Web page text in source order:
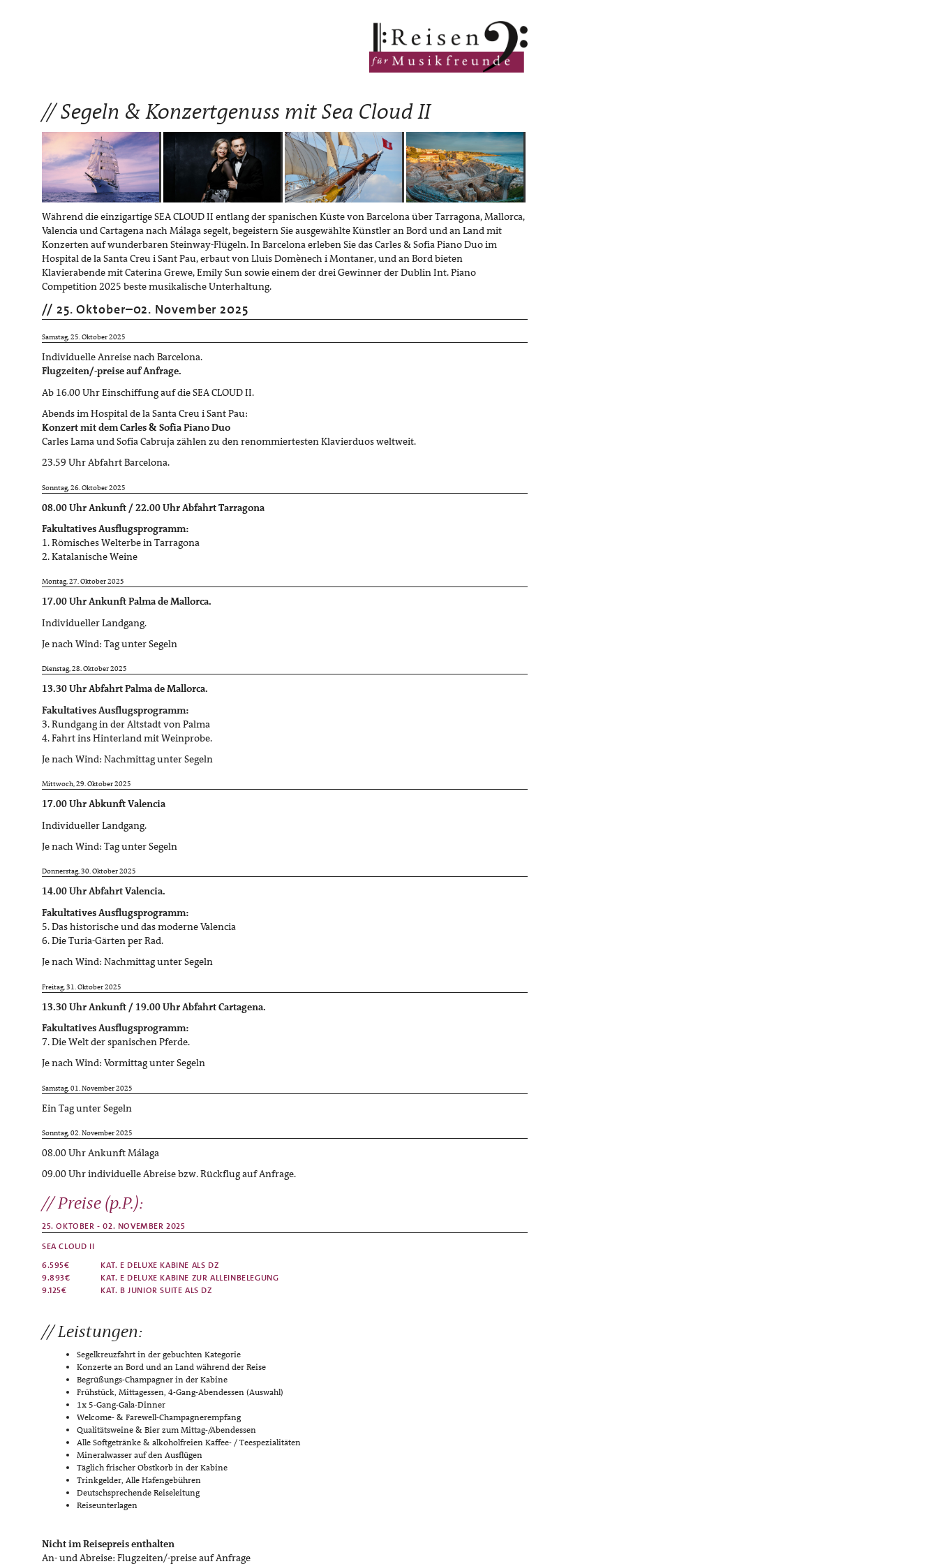
Segeln & Konzertgenuss mit Sea Cloud II
Während die einzigartige SEA CLOUD II entlang der spanischen Küste von Barcelona über Tarragona, Mallorca,
Valencia und Cartagena nach Málaga segelt, begeistern Sie ausgewählte Künstler an Bord und an Land mit
Konzerten auf wunderbaren Steinway-Flügeln. In Barcelona erleben Sie das Carles & Sofia Piano Duo im
Hospital de la Santa Creu i Sant Pau, erbaut von Lluis Domènech i Montaner, und an Bord bieten
Klavierabende mit Caterina Grewe, Emily Sun sowie einem der drei Gewinner der Dublin Int. Piano
Competition 2025 beste musikalische Unterhaltung.
25. Oktober–02. November 2025
Samstag, 25. Oktober 2025
Individuelle Anreise nach Barcelona.
Flugzeiten/-preise auf Anfrage.
Ab 16.00 Uhr Einschiffung auf die SEA CLOUD II.
Abends im Hospital de la Santa Creu i Sant Pau:
Konzert mit dem Carles & Sofia Piano Duo
Carles Lama und Sofia Cabruja zählen zu den renommiertesten Klavierduos weltweit.
23.59 Uhr Abfahrt Barcelona.
Sonntag, 26. Oktober 2025
08.00 Uhr Ankunft / 22.00 Uhr Abfahrt Tarragona
Fakultatives Ausflugsprogramm:
1. Römisches Welterbe in Tarragona
2. Katalanische Weine
Montag, 27. Oktober 2025
17.00 Uhr Ankunft Palma de Mallorca.
Individueller Landgang.
Je nach Wind: Tag unter Segeln
Dienstag, 28. Oktober 2025
13.30 Uhr Abfahrt Palma de Mallorca.
Fakultatives Ausflugsprogramm:
3. Rundgang in der Altstadt von Palma
4. Fahrt ins Hinterland mit Weinprobe.
Je nach Wind: Nachmittag unter Segeln
Mittwoch, 29. Oktober 2025
17.00 Uhr Abkunft Valencia
Individueller Landgang.
Je nach Wind: Tag unter Segeln
Donnerstag, 30. Oktober 2025
14.00 Uhr Abfahrt Valencia.
Fakultatives Ausflugsprogramm:
5. Das historische und das moderne Valencia
6. Die Turia-Gärten per Rad.
Je nach Wind: Nachmittag unter Segeln
Freitag, 31. Oktober 2025
13.30 Uhr Ankunft / 19.00 Uhr Abfahrt Cartagena.
Fakultatives Ausflugsprogramm:
7. Die Welt der spanischen Pferde.
Je nach Wind: Vormittag unter Segeln
Samstag, 01. November 2025
Ein Tag unter Segeln
Sonntag, 02. November 2025
08.00 Uhr Ankunft Málaga
09.00 Uhr individuelle Abreise bzw. Rückflug auf Anfrage.
Preise (p.P.):
25. OKTOBER - 02. NOVEMBER 2025
SEA CLOUD II
6.595€
KAT. E DELUXE KABINE ALS DZ
9.893€
KAT. E DELUXE KABINE ZUR ALLEINBELEGUNG
9.125€
KAT. B JUNIOR SUITE ALS DZ
Leistungen:
Segelkreuzfahrt in der gebuchten Kategorie
Konzerte an Bord und an Land während der Reise
Begrüßungs-Champagner in der Kabine
Frühstück, Mittagessen, 4-Gang-Abendessen (Auswahl)
1x 5-Gang-Gala-Dinner
Welcome- & Farewell-Champagnerempfang
Qualitätsweine & Bier zum Mittag-/Abendessen
Alle Softgetränke & alkoholfreien Kaffee- / Teespezialitäten
Mineralwasser auf den Ausflügen
Täglich frischer Obstkorb in der Kabine
Trinkgelder, Alle Hafengebühren
Deutschsprechende Reiseleitung
Reiseunterlagen
Nicht im Reisepreis enthalten
An- und Abreise: Flugzeiten/-preise auf Anfrage